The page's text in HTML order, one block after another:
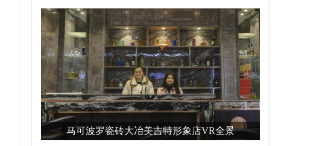
马可波罗瓷砖大冶美吉特形象店VR全景